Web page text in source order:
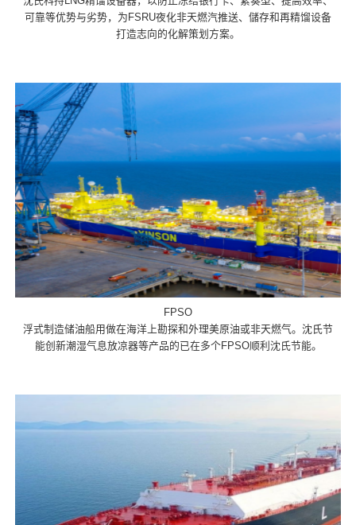
可靠等优势与劣势，为FSRU夜化非天燃汽推送、儲存和再精馏设备
打造志向的化解策划方案。
FPSO
浮式制造储油船用做在海洋上勘探和外理美原油或非天燃气。沈氏节
能创新潮湿气息放凉器等产品的已在多个FPSO顺利沈氏节能。